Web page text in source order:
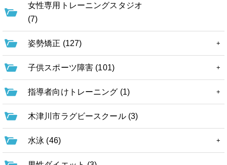
女性専用トレーニングスタジオ
(7)
姿勢矯正 (127)
子供スポーツ障害 (101)
指導者向けトレーニング (1)
木津川市ラグビースクール (3)
水泳 (46)